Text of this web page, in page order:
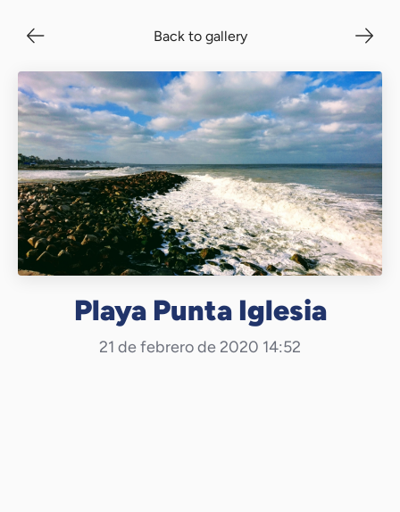
Back to gallery
Playa Punta Iglesia
21 de febrero de 2020 14:52